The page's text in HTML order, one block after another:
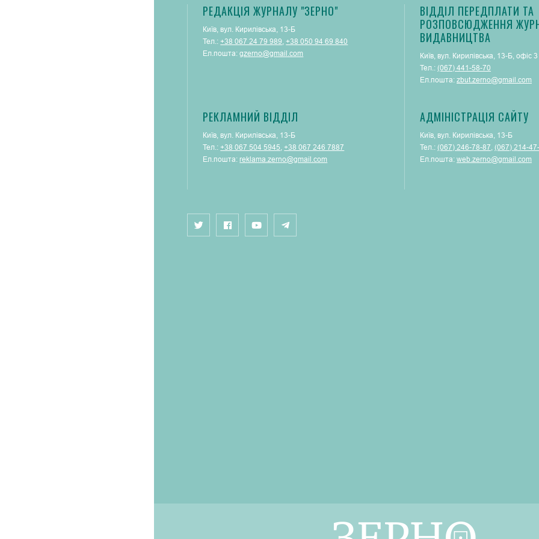
РЕДАКЦІЯ ЖУРНАЛУ "ЗЕРНО"
Київ, вул. Кирилівська, 13-Б
Тел.:+38 067 24 79 989 ,+38 050 94 69 840
Ел.пошта:gzerno@gmail.com
ВІДДІЛ ПЕРЕДПЛАТИ ТА
РОЗПОВСЮДЖЕННЯ
ВИДАВНИЦТВА
Київ, вул. Кирилівська, 13-Б, офіс 3
Тел.: (067) 441-58-70
Ел.пошта: zbut.zerno@gmail.com
РЕКЛАМНИЙ ВІДДІЛ
Київ, вул. Кирилівська, 13-Б
Тел.:+38 067 504 5945 ,+38 067 246 7887
Ел.пошта:reklama.zerno@gmail.com
АДМІНІСТРАЦІЯ САЙТУ
Київ, вул. Кирилівська, 13-Б
Тел.: (‎067) 246-78-87 (067) 214-
Ел.пошта: web.zerno@gmail.com